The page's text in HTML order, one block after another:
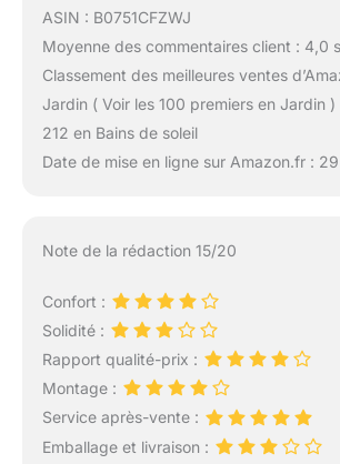
ASIN : B0751CFZWJ
Moyenne des commentaires client : 4,0
Classement des meilleures ventes
Jardin ( Voir les 100 premiers en Jardin )
212 en Bains de soleil
Date de mise en ligne sur Amazon.fr :
Note de la rédaction 15/20
Confort :
Solidité :
Rapport qualité-prix :
Montage :
Service après-vente :
Emballage et livraison :